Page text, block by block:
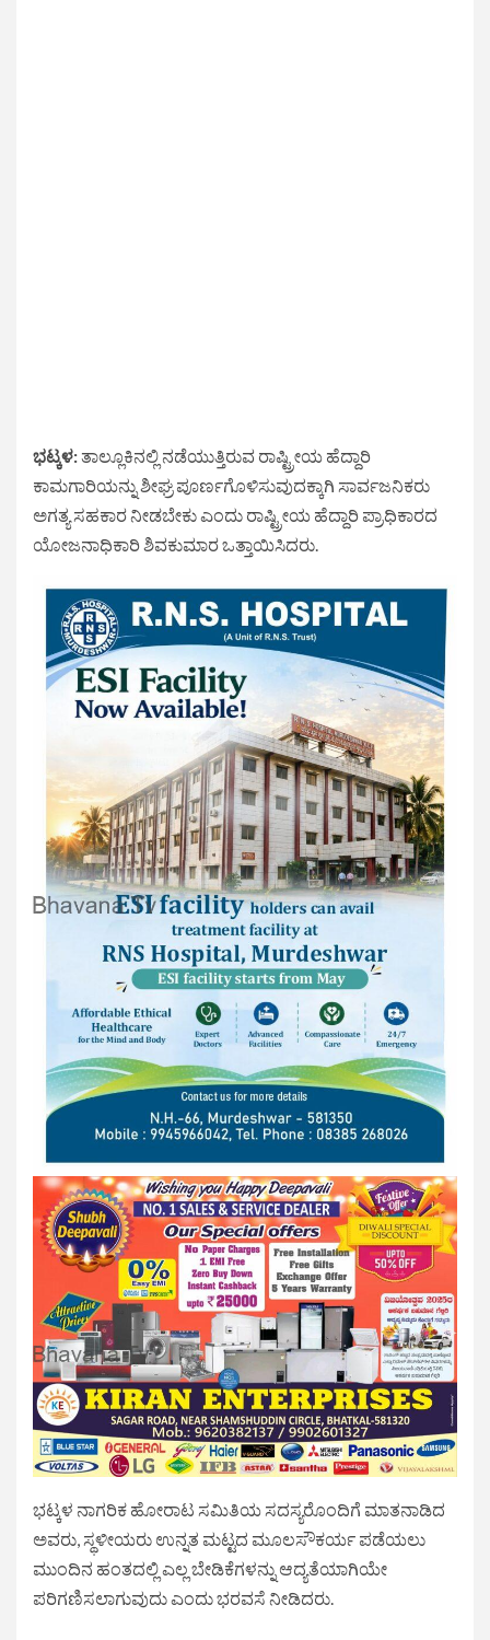
ಭಟ್ಕಳ:ತಾಲ್ಲೂಕಿನಲ್ಲಿ ನಡೆಯುತ್ತಿರುವ ರಾಷ್ಟ್ರೀಯ ಹೆದ್ದಾರಿ
ಕಾಮಗಾರಿಯನ್ನು ಶೀಘ್ರ ಪೂರ್ಣಗೊಳಿಸುವುದಕ್ಕಾಗಿ ಸಾರ್ವಜನಿಕರು
ಅಗತ್ಯ ಸಹಕಾರ ನೀಡಬೇಕು ಎಂದು ರಾಷ್ಟ್ರೀಯ ಹೆದ್ದಾರಿ ಪ್ರಾಧಿಕಾರದ
ಯೋಜನಾಧಿಕಾರಿ ಶಿವಕುಮಾರ ಒತ್ತಾಯಿಸಿದರು.
ಭಟ್ಕಳ ನಾಗರಿಕ ಹೋರಾಟ ಸಮಿತಿಯ ಸದಸ್ಯರೊಂದಿಗೆ ಮಾತನಾಡಿದ
ಅವರು, ಸ್ಥಳೀಯರು ಉನ್ನತ ಮಟ್ಟದ ಮೂಲಸೌಕರ್ಯ ಪಡೆಯಲು
ಮುಂದಿನ ಹಂತದಲ್ಲಿ ಎಲ್ಲ ಬೇಡಿಕೆಗಳನ್ನು ಆದ್ಯತೆಯಾಗಿಯೇ
ಪರಿಗಣಿಸಲಾಗುವುದು ಎಂದು ಭರವಸೆ ನೀಡಿದರು.